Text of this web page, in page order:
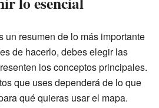
un resumen de lo más importante
de hacerlo, debes elegir las
los conceptos principales.
que uses dependerá de lo que
qué quieras usar el mapa.